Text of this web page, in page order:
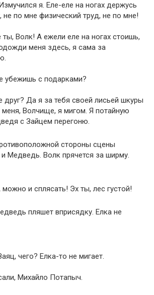
я. Еле-еле на ногах держусь
не по мне физический труд, не по мне!
Волк! А ежели еле на ногах стоишь,
меня здесь, я сама за
убежишь с подарками?
друг? Да я за тебя своей лисьей шкуры
Волчище, я мигом. Я потайную
с Зайцем перегоню.
стороны сцены
Медведь. Волк прячется за ширму.
можно и сплясать! Эх ты, лес густой!
пляшет вприсядку. Елка не
чего? Елка-то не мигает.
Михайло Потапыч.